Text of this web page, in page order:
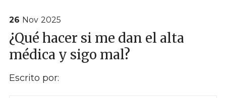
26 Nov 2025
¿Qué hacer si me dan el alta
médica y sigo mal?
Escrito por: